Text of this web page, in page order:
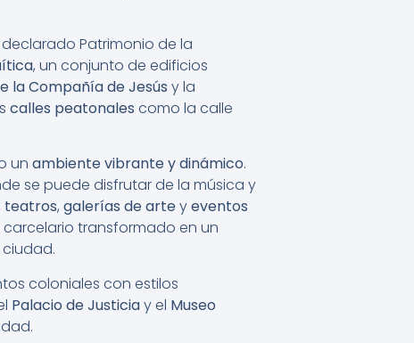
declarado Patrimonio de la
, un conjunto de edificios
la Compañía de Jesús y la
calles peatonales como la calle
un ambiente vibrante y dinámico.
se puede disfrutar de la música y
teatros, galerías de arteyeventos
transformado en un
coloniales con estilos
Palacio de Justiciay el Museo